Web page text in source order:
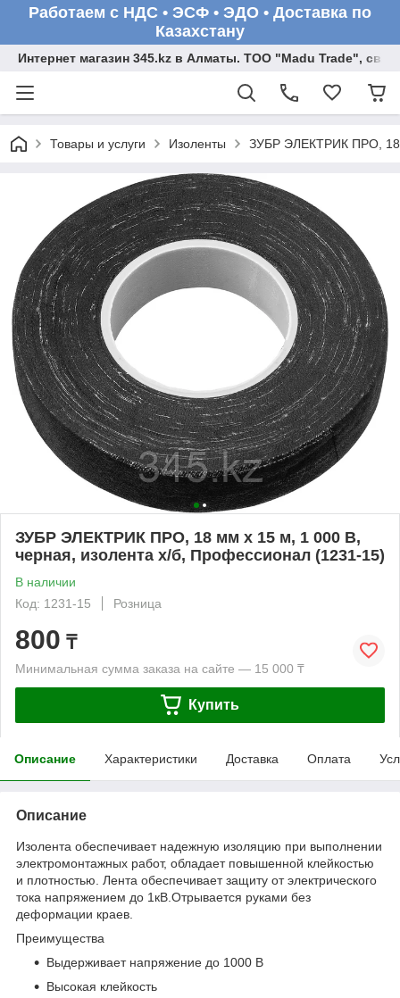
Работаем с НДС • ЭСФ • ЭДО • Доставка по
Казахстану
Интернет магазин 345.kz в Алматы. ТОО "Madu Trade",
Товары и услуги Изоленты ЗУБР ЭЛЕКТРИК ПРО, 18
ЗУБР ЭЛЕКТРИК ПРО, 18 мм х 15 м, 1 000 В,
черная, изолента х/б, Профессионал (1231-15)
В наличии
Код: 1231-15
Розница
800 ₸
Минимальная сумма заказа на сайте — 15 000 ₸
Купить
Описание Характеристики Доставка Оплата
Описание
Изолента обеспечивает надежную изоляцию при выполнении
электромонтажных работ, обладает повышенной клейкостью
и плотностью. Лента обеспечивает защиту от электрического
тока напряжением до 1кВ.Отрывается руками без
деформации краев.
Преимущества
Выдерживает напряжение до 1000 В
Высокая клейкость